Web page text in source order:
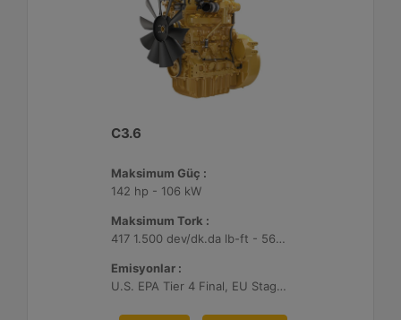
C3.6
Maksimum Güç :
142 hp - 106 kW
Maksimum Tork :
417 1.500 dev/dk.da lb-ft - 566 1.500 dev/dk.da Nm
Emisyonlar :
U.S. EPA Tier 4 Final, EU Stage V, Japan 2014